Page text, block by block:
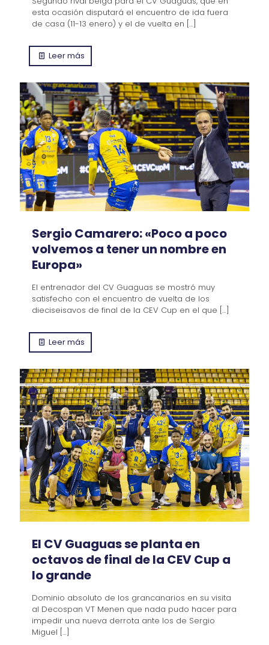
esta ocasión disputará el encuentro de ida fuera
de casa (11-13 enero) y el de vuelta en […]
Leer más
Sergio Camarero: «Poco a poco
volvemos a tener un nombre en
Europa»
El entrenador del CV Guaguas se mostró muy
satisfecho con el encuentro de vuelta de los
dieciseisavos de final de la CEV Cup en el que […]
Leer más
El CV Guaguas se planta en
octavos de final de la CEV Cup a
lo grande
Dominio absoluto de los grancanarios en su visita
al Decospan VT Menen que nada pudo hacer para
impedir una nueva derrota ante los de Sergio
Miguel […]